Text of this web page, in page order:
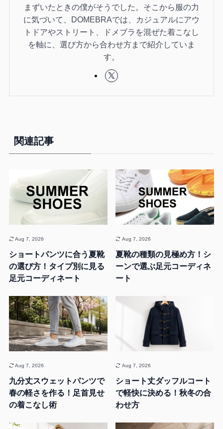
まずいたときの僕がそうでした。そこから服の力
に気づいて、DOMEBRAでは、カジュアルにアウ
トドアやストリート、ドメブラを混ぜた着こなし
を軸に、選び方から合わせ方まで紹介していま
す。
関連記事
ショートパンツに合う夏靴
の選び方！タイプ別に見る
足元コーディネート
Aug 7, 2026
夏靴の種類の見極め方！シ
ーンで選ぶ足元コーディネ
ート
Aug 7, 2026
九分丈スウェットパンツで
春の軽さを作る！足首見せ
の着こなし術
Aug 7, 2026
ショート丈ダッフルコート
で軽快に決める！秋冬の合
わせ方
Aug 7, 2026